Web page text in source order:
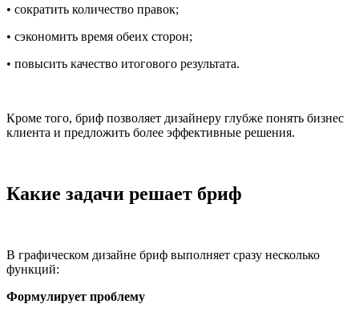
• сократить количество правок;
• сэкономить время обеих сторон;
• повысить качество итогового результата.
Кроме того, бриф позволяет дизайнеру глубже понять бизнес
клиента и предложить более эффективные решения.
Какие задачи решает бриф
В графическом дизайне бриф выполняет сразу несколько
функций:
Формулирует проблему